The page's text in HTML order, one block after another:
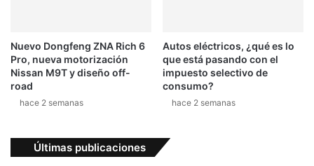
Nuevo Dongfeng ZNA Rich 6
Pro, nueva motorización
Nissan M9T y diseño off-
road
hace 2 semanas
Autos eléctricos, ¿qué es lo
que está pasando con el
impuesto selectivo de
consumo?
hace 2 semanas
Últimas publicaciones